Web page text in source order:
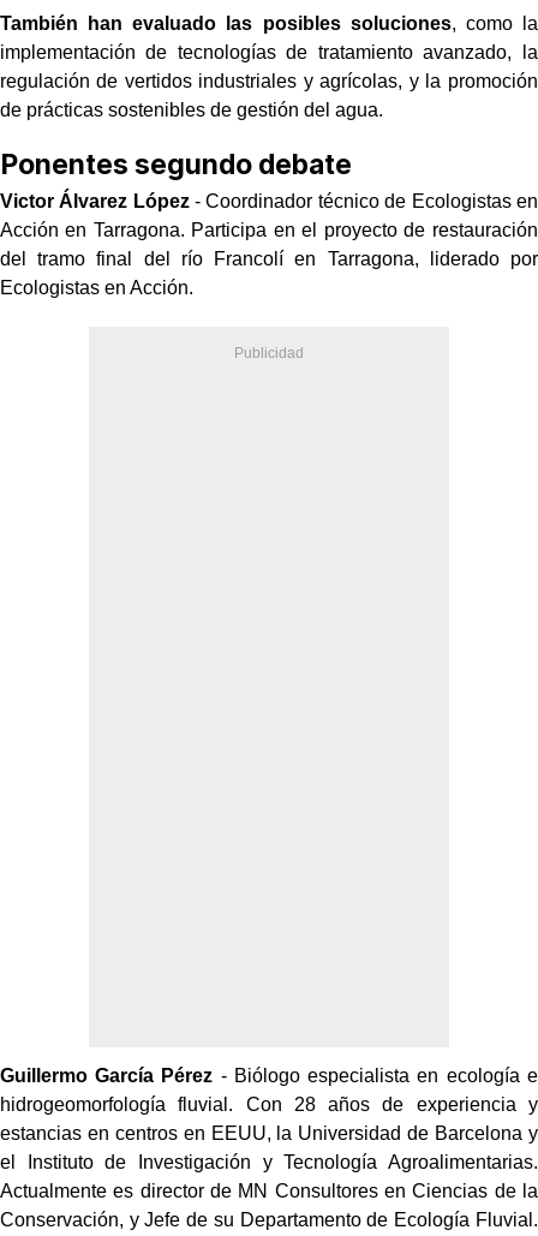
También han evaluado las posibles soluciones, como la
implementación de tecnologías de tratamiento avanzado, la
regulación de vertidos industriales y agrícolas, y la promoción
de prácticas sostenibles de gestión del agua.
Ponentes segundo debate
Victor Álvarez López- Coordinador técnico de Ecologistas en
Acción en Tarragona. Participa en el proyecto de restauración
del tramo final del río Francolí en Tarragona, liderado por
Ecologistas en Acción.
Guillermo García Pérez - Biólogo especialista en ecología e
hidrogeomorfología fluvial. Con 28 años de experiencia y
estancias en centros en EEUU, la Universidad de Barcelona y
el Instituto de Investigación y Tecnología Agroalimentarias.
Actualmente es director de MN Consultores en Ciencias de la
Conservación, y Jefe de su Departamento de Ecología Fluvial.